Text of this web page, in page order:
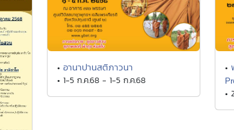
• อานาปานสติภาวนา
• 1-5 ก.ค.68 - 1-5 ก.ค.68
•
•